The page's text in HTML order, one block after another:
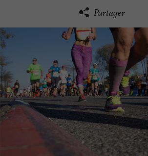
Partager